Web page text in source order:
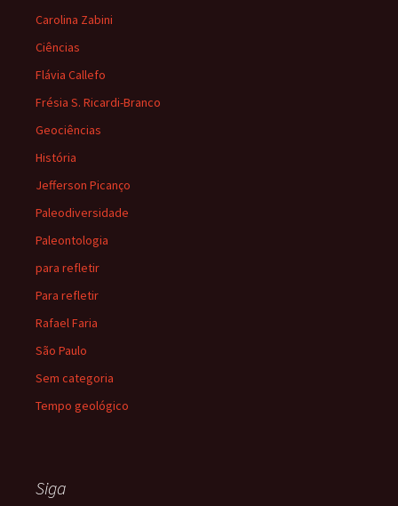
Carolina Zabini
Ciências
Flávia Callefo
Frésia S. Ricardi-Branco
Geociências
História
Jefferson Picanço
Paleodiversidade
Paleontologia
para refletir
Para refletir
Rafael Faria
São Paulo
Sem categoria
Tempo geológico
Siga